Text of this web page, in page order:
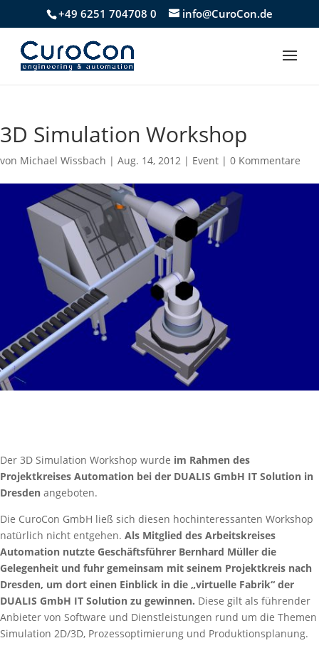
+49 6251 704708 0 info@CuroCon.de
3D Simulation Workshop
von Michael Wissbach | Aug. 14, 2012 | Event | 0 Kommentare
Der 3D Simulation Workshop wurde im Rahmen des
Projektkreises Automation bei der DUALIS GmbH IT Solution in
Dresden angeboten.
Die CuroCon GmbH ließ sich diesen hochinteressanten Workshop
natürlich nicht entgehen. Als Mitglied des Arbeitskreises
Automation nutzte Geschäftsführer Bernhard Müller die
Gelegenheit und fuhr gemeinsam mit seinem Projektkreis nach
Dresden, um dort einen Einblick in die „virtuelle Fabrik“ der
DUALIS GmbH IT Solution zu gewinnen. Diese gilt als führender
Anbieter von Software und Dienstleistungen rund um die Themen
Simulation 2D/3D, Prozessoptimierung und Produktionsplanung.